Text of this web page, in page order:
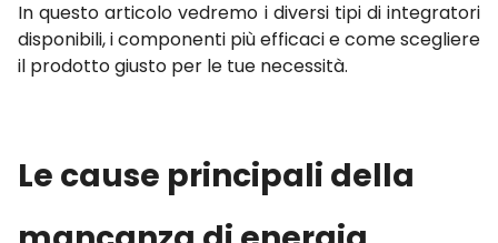
In questo articolo vedremo i diversi tipi di integratori
disponibili, i componenti più efficaci e come scegliere
il prodotto giusto per le tue necessità.
Le cause principali della